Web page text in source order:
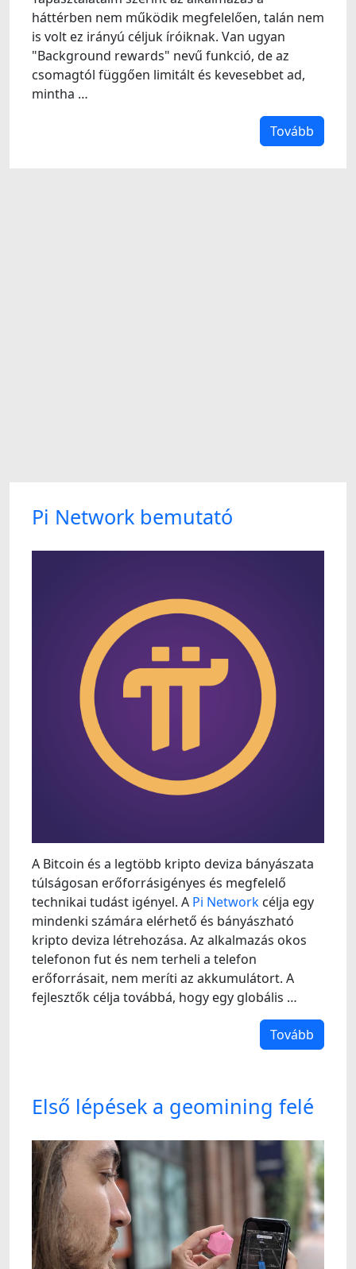
háttérben nem működik megfelelően, talán nem
is volt ez irányú céljuk íróiknak. Van ugyan
"Background rewards" nevű funkció, de az
csomagtól függően limitált és kevesebbet ad,
mintha …
Tovább
Pi Network bemutató
A Bitcoin és a legtöbb kripto deviza bányászata
túlságosan erőforrásigényes és megfelelő
technikai tudást igényel. A Pi Network célja egy
mindenki számára elérhető és bányászható
kripto deviza létrehozása. Az alkalmazás okos
telefonon fut és nem terheli a telefon
erőforrásait, nem meríti az akkumulátort. A
fejlesztők célja továbbá, hogy egy globális …
Tovább
Első lépések a geomining felé